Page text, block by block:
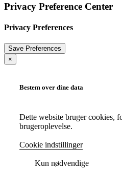
Privacy Preference Center
Privacy Preferences
×
Bestem over dine data
Dette website bruger cookies,
brugeroplevelse.
Cookie indstillinger
Kun nødvendige